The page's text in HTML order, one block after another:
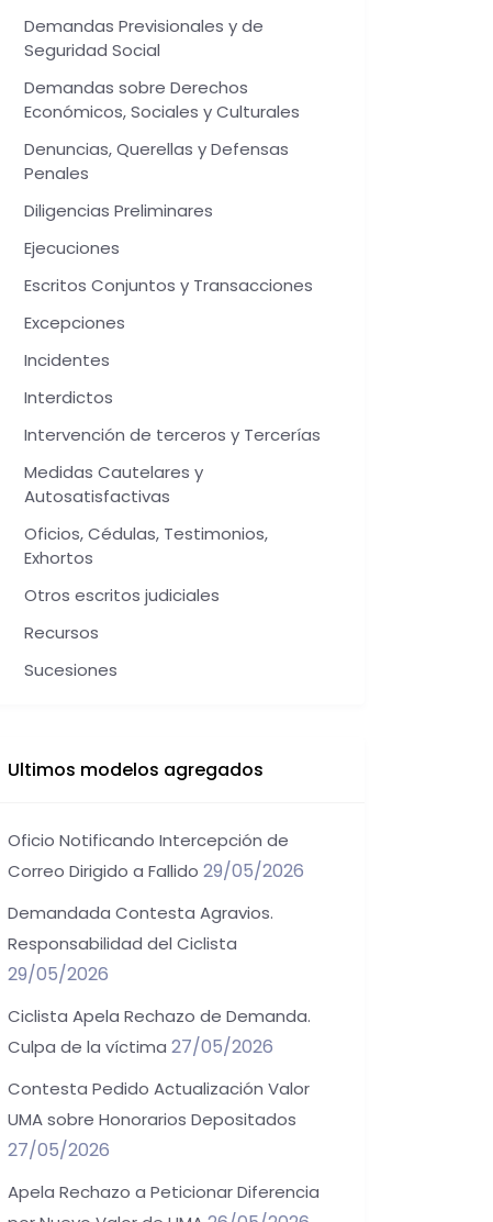
Demandas Previsionales y de
Seguridad Social
Demandas sobre Derechos
Económicos, Sociales y Culturales
Denuncias, Querellas y Defensas
Penales
Diligencias Preliminares
Ejecuciones
Escritos Conjuntos y Transacciones
Excepciones
Incidentes
Interdictos
Intervención de terceros y Tercerías
Medidas Cautelares y
Autosatisfactivas
Oficios, Cédulas, Testimonios,
Exhortos
Otros escritos judiciales
Recursos
Sucesiones
Ultimos modelos agregados
Oficio Notificando Intercepción de
Correo Dirigido a Fallido 29/05/2026
Demandada Contesta Agravios.
Responsabilidad del Ciclista
29/05/2026
Ciclista Apela Rechazo de Demanda.
Culpa de la víctima 27/05/2026
Contesta Pedido Actualización Valor
UMA sobre Honorarios Depositados
27/05/2026
Apela Rechazo a Peticionar Diferencia